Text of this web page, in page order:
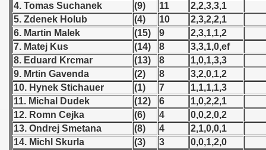
4. Tomas Suchanek
(9) 11
2,2,3,3,1
5. Zdenek Holub
(4) 10
2,3,2,2,1
6. Martin Malek
(15) 9
2,3,1,1,2
7. Matej Kus
(14) 8
3,3,1,0,ef
8. Eduard Krcmar
(13) 8
1,0,1,3,3
9. Mrtin Gavenda
(2) 8
3,2,0,1,2
10. Hynek Stichauer
(1) 7
1,1,1,1,3
11. Michal Dudek
(12) 6
1,0,2,2,1
12. Romn Cejka
(6) 4
0,0,2,0,2
13. Ondrej Smetana
(8) 4
2,1,0,0,1
14. Michl Skurla
(3) 3
0,0,1,2,0
- 1956
- 1957
- 1958
- 1959
- 1960
- 1961